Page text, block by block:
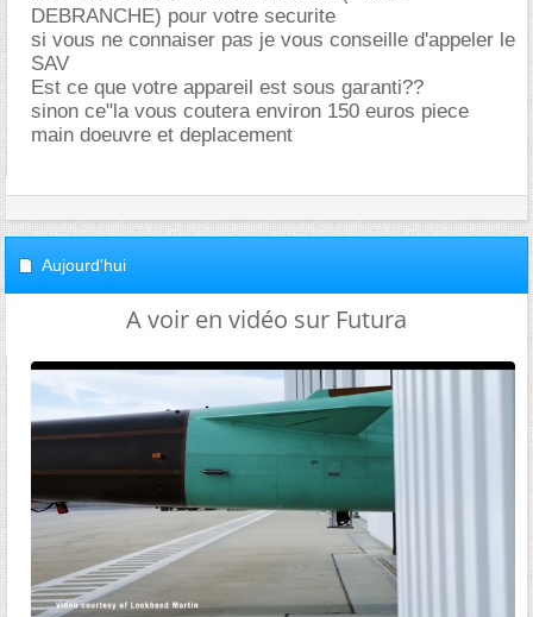
DEBRANCHE) pour votre securite
si vous ne connaiser pas je vous conseille d'appeler le
SAV
Est ce que votre appareil est sous garanti??
sinon ce"la vous coutera environ 150 euros piece
main doeuvre et deplacement
Aujourd'hui
A voir en vidéo sur Futura